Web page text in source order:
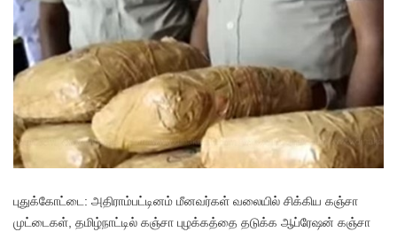
புதுக்கோட்டை: அதிராம்பட்டினம் மீனவர்கள் வலையில் சிக்கிய கஞ்சா
முட்டைகள், தமிழ்நாட்டில் கஞ்சா புழக்கத்தை தடுக்க ஆப்ரேஷன் கஞ்சா